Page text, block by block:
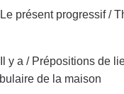
présent progressif /
y a / Prépositions de
de la maison